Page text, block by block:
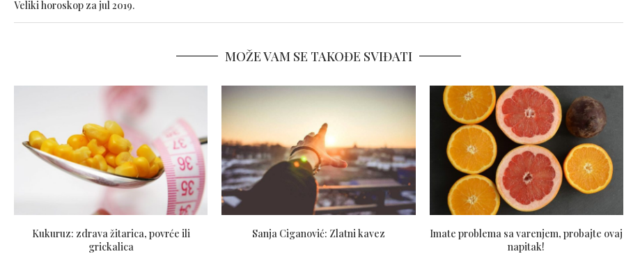
Veliki horoskop za jul 2019.
MOŽE VAM SE TAKOĐE SVIĐATI
Kukuruz: zdrava žitarica, povrće ili
grickalica
Sanja Ciganović: Zlatni kavez
Imate problema sa varenjem, probajte ovaj
napitak!